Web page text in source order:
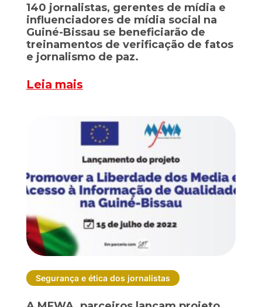
140 jornalistas, gerentes de mídia e
influenciadores de mídia social na
Guiné-Bissau se beneficiarão de
treinamentos de verificação de fatos
e jornalismo de paz.
Leia mais
Segurança e ética dos jornalistas